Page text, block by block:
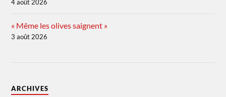
4 août 2026
« Même les olives saignent »
3 août 2026
ARCHIVES